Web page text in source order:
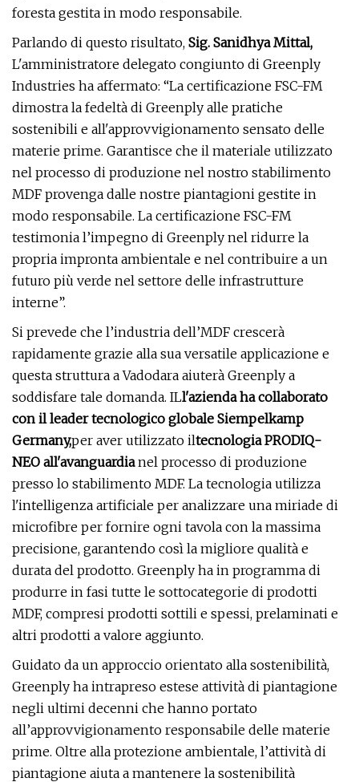
foresta gestita in modo responsabile.
Parlando di questo risultato, Sig. Sanidhya Mittal,
L'amministratore delegato congiunto di Greenply
Industries ha affermato: “La certificazione FSC-FM
dimostra la fedeltà di Greenply alle pratiche
sostenibili e all'approvvigionamento sensato delle
materie prime. Garantisce che il materiale utilizzato
nel processo di produzione nel nostro stabilimento
MDF provenga dalle nostre piantagioni gestite in
modo responsabile. La certificazione FSC-FM
testimonia l’impegno di Greenply nel ridurre la
propria impronta ambientale e nel contribuire a un
futuro più verde nel settore delle infrastrutture
interne”.
Si prevede che l’industria dell’MDF crescerà
rapidamente grazie alla sua versatile applicazione e
questa struttura a Vadodara aiuterà Greenply a
soddisfare tale domanda. ILl'azienda ha collaborato
con il leader tecnologico globale Siempelkamp
Germany,per aver utilizzato iltecnologia PRODIQ-
NEO all'avanguardianel processo di produzione
presso lo stabilimento MDF. La tecnologia utilizza
l'intelligenza artificiale per analizzare una miriade di
microfibre per fornire ogni tavola con la massima
precisione, garantendo così la migliore qualità e
durata del prodotto. Greenply ha in programma di
produrre in fasi tutte le sottocategorie di prodotti
MDF, compresi prodotti sottili e spessi, prelaminati e
altri prodotti a valore aggiunto.
Guidato da un approccio orientato alla sostenibilità,
Greenply ha intrapreso estese attività di piantagione
negli ultimi decenni che hanno portato
all’approvvigionamento responsabile delle materie
prime. Oltre alla protezione ambientale, l’attività di
piantagione aiuta a mantenere la sostenibilità